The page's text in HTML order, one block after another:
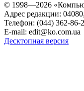
© 1998—2026
Адрес редакции:
Телефон: (044) 362-86-
E-mail: edit@ko.com.ua
Десктопная версия